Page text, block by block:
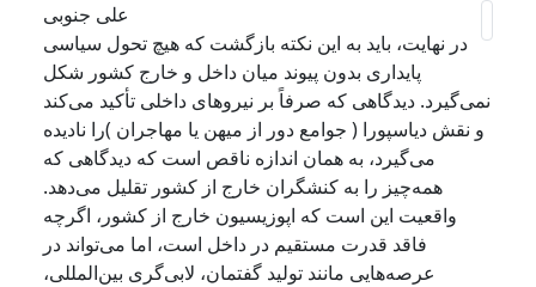
علی جنوبی
در نهایت، باید به این نکته بازگشت که هیچ تحول سیاسی
پایداری بدون پیوند میان داخل و خارج کشور شکل
نمی‌گیرد. دیدگاهی که صرفاً بر نیروهای داخلی تأکید می‌کند
و نقش دیاسپورا ( جوامع دور از میهن یا مهاجران )را نادیده
می‌گیرد، به همان اندازه ناقص است که دیدگاهی که
همه‌چیز را به کنشگران خارج از کشور تقلیل می‌دهد.
واقعیت این است که اپوزیسیون خارج از کشور، اگرچه
فاقد قدرت مستقیم در داخل است، اما می‌تواند در
عرصه‌هایی مانند تولید گفتمان، لابی‌گری بین‌المللی،